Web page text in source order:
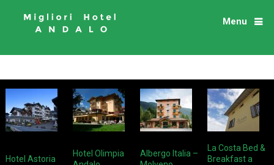
Menu
Hotel Astoria
Hotel Olimpia
Albergo Italia –
La Costa Bed &
Breakfast a